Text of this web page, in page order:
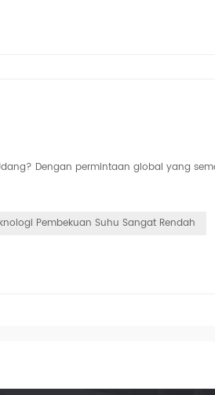
Dengan permintaan global yang
Pembekuan Suhu Sangat Rendah